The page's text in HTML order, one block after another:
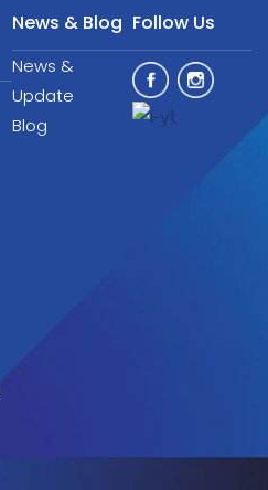
News & Blog
News &
Update
Blog
Follow Us